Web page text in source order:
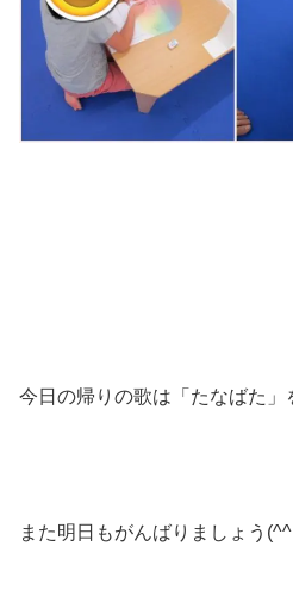
今日の帰りの歌は「たなばた
また明日もがんばりましょう